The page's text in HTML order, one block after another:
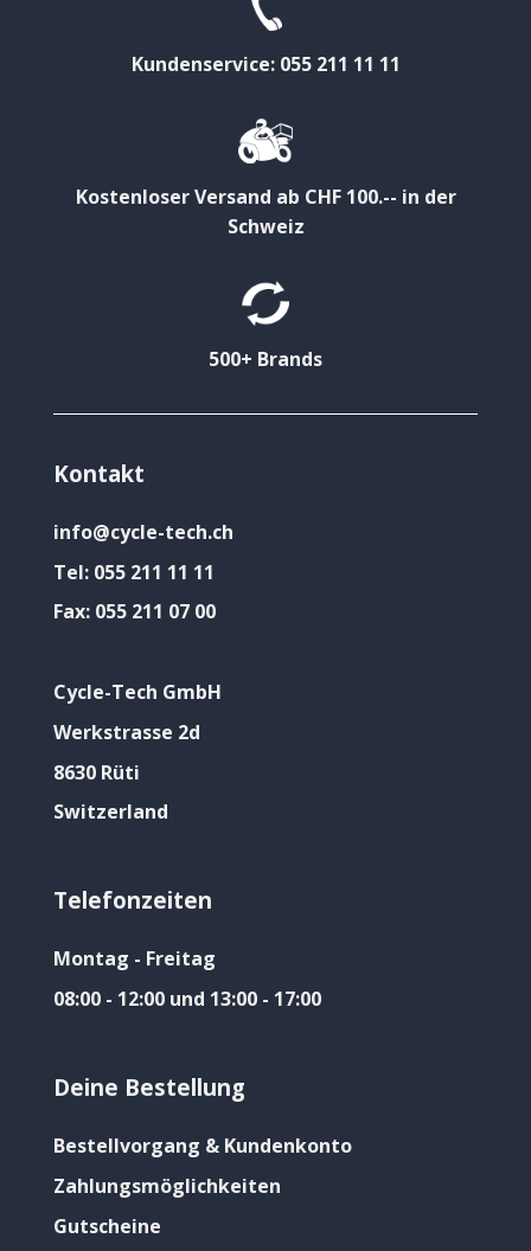
Kundenservice: 055 211 11 11
Kostenloser Versand ab CHF 100.-- in der
Schweiz
500+ Brands
Kontakt
info@cycle-tech.ch
Tel: 055 211 11 11
Fax: 055 211 07 00
Cycle-Tech GmbH
Werkstrasse 2d
8630 Rüti
Switzerland
Telefonzeiten
Montag - Freitag
08:00 - 12:00 und 13:00 - 17:00
Deine Bestellung
Bestellvorgang & Kundenkonto
Zahlungsmöglichkeiten
Gutscheine